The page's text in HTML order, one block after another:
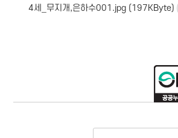
4세_무지개,은하수001.jpg (197KByte)